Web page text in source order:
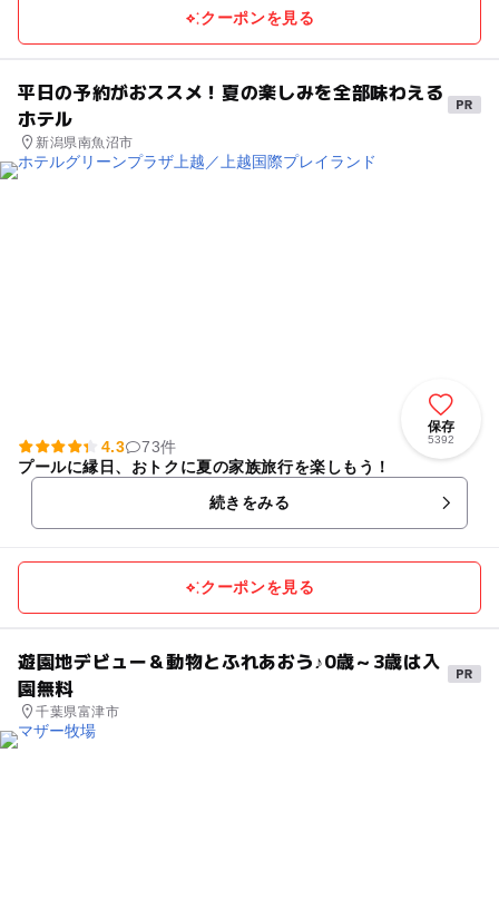
クーポンを見る
平日の予約がおススメ！夏の楽しみを全部味わえる
ホテル
新潟県南魚沼市
保存
5392
4.3
73件
プールに縁日、おトクに夏の家族旅行を楽しもう！
続きをみる
クーポンを見る
遊園地デビュー＆動物とふれあおう♪0歳～3歳は入
園無料
千葉県富津市